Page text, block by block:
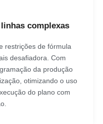
complexas
restrições de fórmula
desafiadora. Com
da produção
otimizando o uso
do plano com